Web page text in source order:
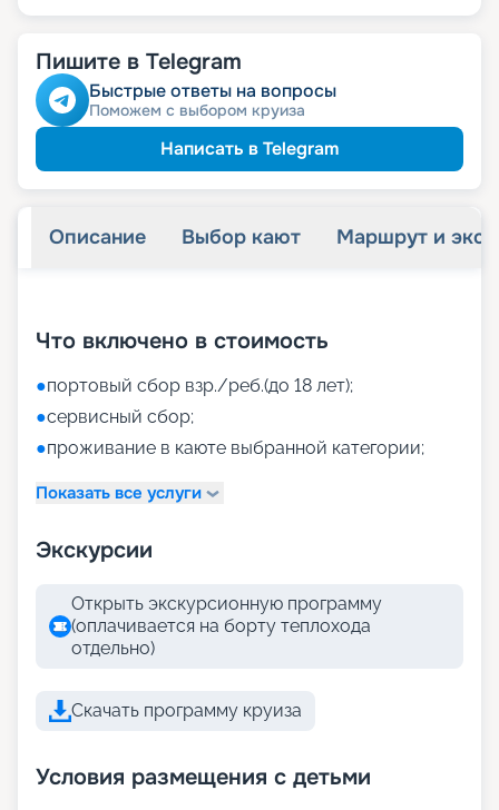
Пишите в Telegram
Быстрые ответы на вопросы
Поможем с выбором круиза
Написать в Telegram
Описание Выбор кают Маршрут и
Что включено в стоимость
●портовый сбор взр./реб.(до 18 лет);
●сервисный сбор;
●проживание в каюте выбранной категории;
Показать все услуги
Экскурсии
Открыть экскурсионную программу
(оплачивается на борту теплохода
отдельно)
Скачать программу круиза
Условия размещения с детьми